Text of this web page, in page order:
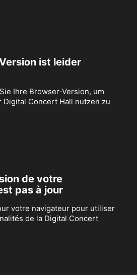
ist leider
Ihre Browser-Version, um
Digital Concert Hall nutzen zu
de votre
pas à jour
votre navigateur pour utiliser
de la Digital Concert